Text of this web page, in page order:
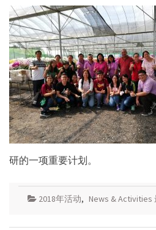
研的一项重要计划。
2018年活动, News & Activities